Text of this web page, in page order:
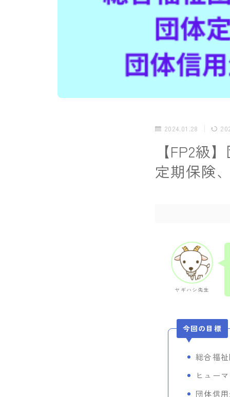
2024.01.28
【FP2級
定期保険
ヤギハシ先生
今回の目標
総合福
ヒュー
団体信